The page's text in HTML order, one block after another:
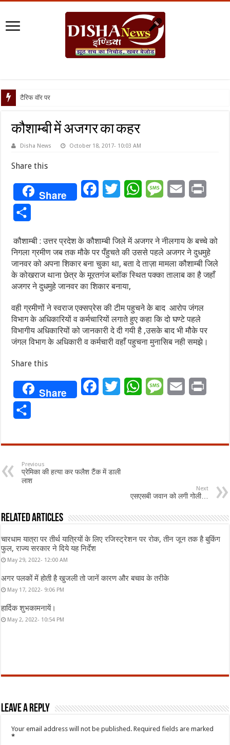
टैरिफ वॉर पर पिघली बर
कौशाम्बी में अजगर का कहर
Disha News October 18, 2017- 10:03 AM
Share this
Share FacebookTwitterWhatsAppMessageEmail
कौशाम्बी : उत्तर प्रदेश के कौशाम्बी जिले में अजगर ने नीलगाय के बच्चे को
निगला ग्रमीण जब तक मौके पर पँहुचते की उससे पहले अजगर ने दुधमुहे
जानवर को अपना शिकार बना चुका था, बता दे ताज़ा मामला कौशाम्बी जिले
के कोखराज थाना छेत्र के मूरतगंज ब्लॉक स्थित पक्का तालाब का है जहाँ
अजगर ने दुधमुहे जानवर का शिकार बनाया,
वही ग्रमीणों ने स्वराज एक्सप्रेस की टीम पहुचने के बाद आरोप जंगल
विभाग के अधिकारियों व कर्मचारियों लगाते हुए कहा कि दो घण्टे पहले
विभागीय अधिकारियों को जानकारी दे दी गयी है ,उसके बाद भी मौके पर
जंगल विभाग के अधिकारी व कर्मचारी वहाँ पहुचना मुनासिब नही समझे।
Share this
Share FacebookTwitterWhatsAppMessageEmail
Previous
प्रेमिका की हत्या कर फलैश टैंक में डाली
लाश
Next
एसएसबी जवान को लगी गोली…
Related Articles
चारधाम यात्रा पर तीर्थ यात्रियों के लिए रजिस्ट्रेशन पर रोक, तीन जून तक है बुकिंग
फुल, राज्य सरकार ने दिये यह निर्देश
May 29, 2022- 12:00 AM
अगर पलकों में होती है खुजली तो जानें कारण और बचाव के तरीके
May 17, 2022- 9:06 PM
हार्दिक शुभकामनायें।
May 2, 2022- 10:54 PM
Leave a Reply
Your email address will not be published. Required fields are marked
*